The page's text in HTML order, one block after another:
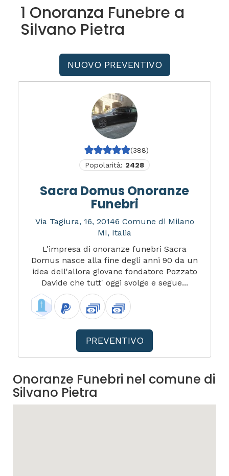
1 Onoranza Funebre a
Silvano Pietra
NUOVO PREVENTIVO
(388)
Popolarità: 2428
Sacra Domus Onoranze
Funebri
Via Tagiura, 16, 20146 Comune di Milano
MI, Italia
L'impresa di onoranze funebri Sacra
Domus nasce alla fine degli anni 90 da un
idea dell'allora giovane fondatore Pozzato
Davide che tutt' oggi svolge e segue...
PREVENTIVO
Onoranze Funebri nel comune di
Silvano Pietra